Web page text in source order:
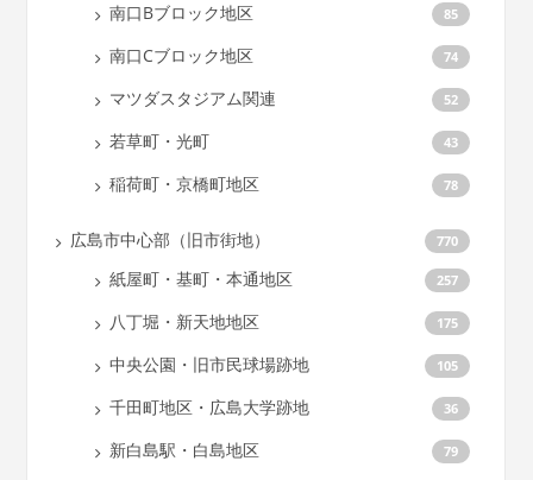
南口Bブロック地区 85
南口Cブロック地区 74
マツダスタジアム関連 52
若草町・光町 43
稲荷町・京橋町地区 78
広島市中心部（旧市街地） 770
紙屋町・基町・本通地区 257
八丁堀・新天地地区 175
中央公園・旧市民球場跡地 105
千田町地区・広島大学跡地 36
新白島駅・白島地区 79